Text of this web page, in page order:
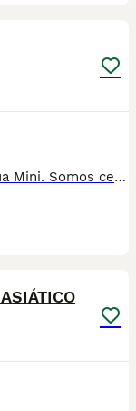
Espectaculares cachorritos de Chihuahua Mini. Somos centro de mascotas con años de experiencia. Diariamente cuidamos, supervisamos y mimamos a nuestros cachorritos. Los entregamos con Revisión Veterinaria, Factura de compra, garantía vírica, formulario de reconocimiento de raza pura, junto con su cartilla de vacunación y desparasitacion al día de la entrega. Hacemos envíos a toda la península y Baleares mediante servicio propio de transporte. Posibilidad de pago contrareembolso. Para más información no dude en contactar con nosotros. TLF: 649297709. Solo atiendo wasap o tlf. Gracias